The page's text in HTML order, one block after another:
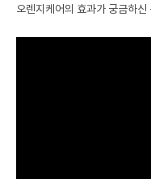
오렌지케어의 효과가 궁금하